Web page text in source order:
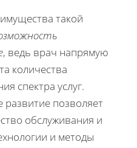
такой
, ведь врач напрямую
количества
спектра услуг.
позволяет
обслуживания и
и методы